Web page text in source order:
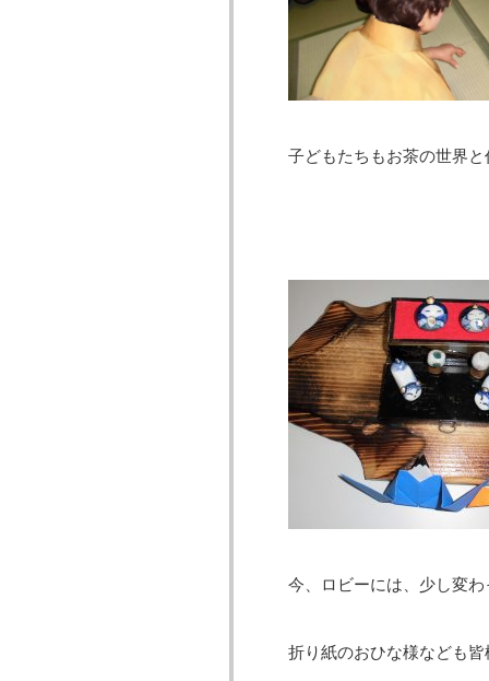
子どもたちもお茶の世界
今、ロビーには、少し変
折り紙のおひな様なども